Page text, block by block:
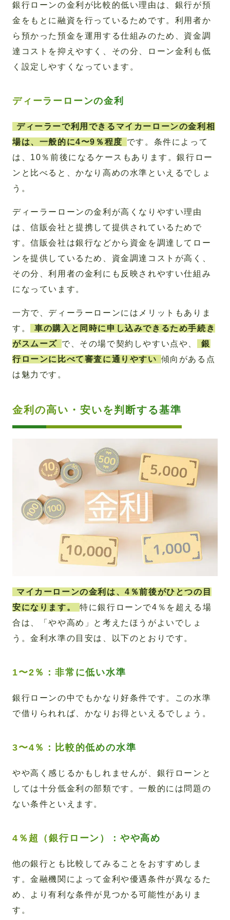
銀行ローンの金利が比較的低い理由は、銀行が預
金をもとに融資を行っているためです。利用者か
ら預かった預金を運用する仕組みのため、資金調
達コストを抑えやすく、その分、ローン金利も低
く設定しやすくなっています。
ディーラーローンの金利
ディーラーで利用できるマイカーローンの金利相
場は、一般的に4〜9％程度
です。条件によって
は、10％前後になるケースもあります。銀行ロー
ンと比べると、かなり高めの水準といえるでしょ
う。
ディーラーローンの金利が高くなりやすい理由
は、信販会社と提携して提供されているためで
す。信販会社は銀行などから資金を調達してロー
ンを提供しているため、資金調達コストが高く、
その分、利用者の金利にも反映されやすい仕組み
になっています。
一方で、ディーラーローンにはメリットもありま
す。
車の購入と同時に申し込みできるため手続き
がスムーズ で、その場で契約しやすい点や、
銀
行ローンに比べて審査に通りやすい 傾向がある点
は魅力です。
金利の高い・安いを判断する基準
マイカーローンの金利は、4％前後がひとつの目
安になります。
特に銀行ローンで4％を超える場
合は、「やや高め」と考えたほうがよいでしょ
う。金利水準の目安は、以下のとおりです。
1〜2％：非常に低い水準
銀行ローンの中でもかなり好条件です。この水準
で借りられれば、かなりお得といえるでしょう。
3〜4％：比較的低めの水準
やや高く感じるかもしれませんが、銀行ローンと
しては十分低金利の部類です。一般的には問題の
ない条件といえます。
4％超（銀行ローン）：やや高め
他の銀行とも比較してみることをおすすめしま
す。金融機関によって金利や優遇条件が異なるた
め、より有利な条件が見つかる可能性がありま
す。